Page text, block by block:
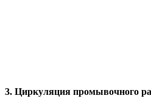
3. Циркуляция промывочного